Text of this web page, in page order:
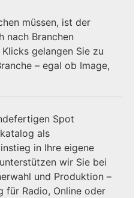
müssen, ist der
nach Branchen
gelangen Sie zu
– egal ob Image,
Spot
als
in Ihre eigene
wir Sie bei
und Produktion –
für Radio, Online oder